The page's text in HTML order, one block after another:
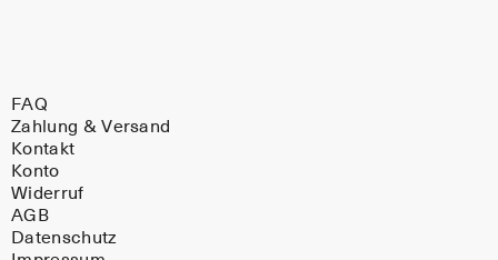
FAQ
Zahlung & Versand
Kontakt
Konto
Widerruf
AGB
Datenschutz